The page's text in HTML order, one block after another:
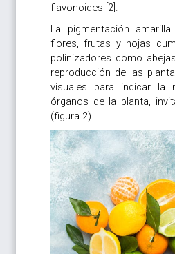
flavonoides [2].
La pigmentación
flores, frutas y hojas
polinizadores como
reproducción de las
visuales para indicar
órganos de la planta,
(figura 2).